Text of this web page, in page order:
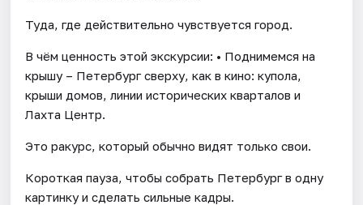
Туда, где действительно чувствуется город.
В чём ценность этой экскурсии: • Поднимемся на
крышу – Петербург сверху, как в кино: купола,
крыши домов, линии исторических кварталов и
Лахта Центр.
Это ракурс, который обычно видят только свои.
Короткая пауза, чтобы собрать Петербург в одну
картинку и сделать сильные кадры.